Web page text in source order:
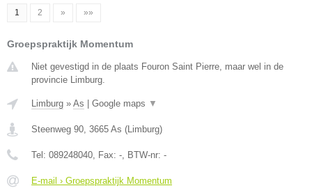
1 2 » »»
Groepspraktijk Momentum
Niet gevestigd in de plaats Fouron Saint Pierre, maar wel in de
provincie Limburg.
Limburg » As Google maps ▼
Steenweg 90, 3665 As (Limburg)
Tel: 089248040, Fax: -, BTW-nr: -
E-mail › Groepspraktijk Momentum